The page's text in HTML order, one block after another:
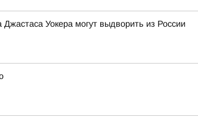
Уокера могут выдворить из России